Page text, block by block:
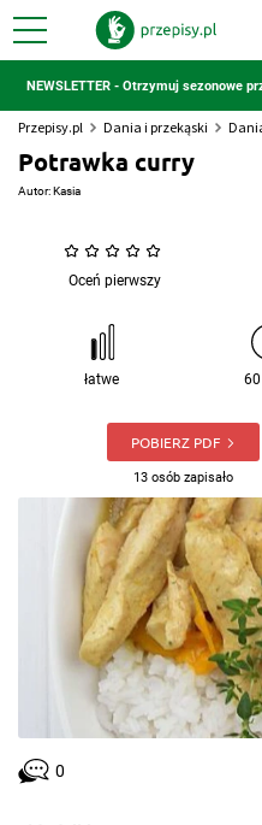
NEWSLETTER - Otrzymuj sezonowe
Przepisy.pl Dania i przekąski
Potrawka curry
Autor:Kasia
Oceń pierwszy
łatwe
POBIERZ PDF
13 osób zapisało
0